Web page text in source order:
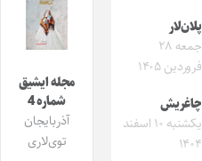
پلان‌لار
جمعه ۲۸
فروردین ۱۴۰۵
چاغریش
یکشنبه ۱۰ اسفند
۱۴۰۴
مجله ایشیق
شماره 4
آذربایجان
توی‌لاری